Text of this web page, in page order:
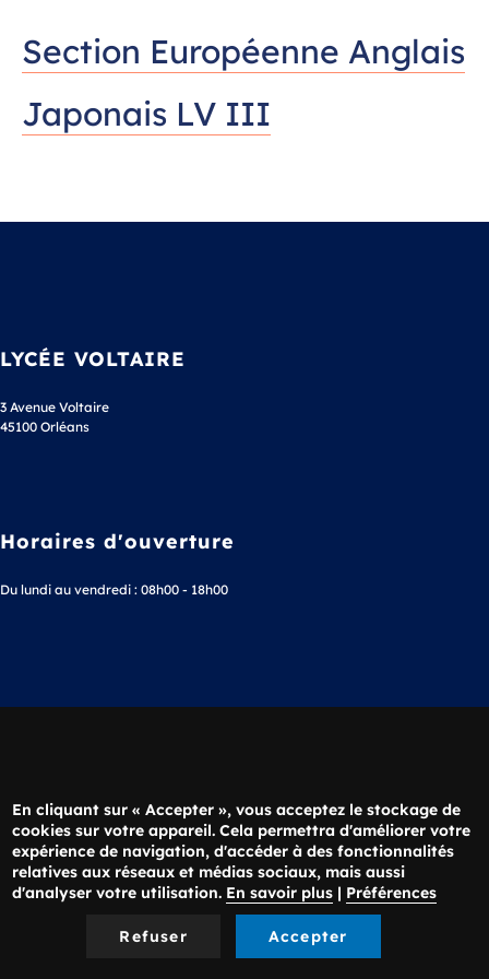
Section Européenne Anglais
Japonais LV III
LYCÉE VOLTAIRE
3 Avenue Voltaire
45100 Orléans
Horaires d'ouverture
Du lundi au vendredi : 08h00 - 18h00
Nous écrire
En cliquant sur « Accepter », vous acceptez le stockage de
cookies sur votre appareil. Cela permettra d'améliorer votre
expérience de navigation, d'accéder à des fonctionnalités
relatives aux réseaux et médias sociaux, mais aussi
d'analyser votre utilisation. En savoir plus | Préférences
Refuser Accepter